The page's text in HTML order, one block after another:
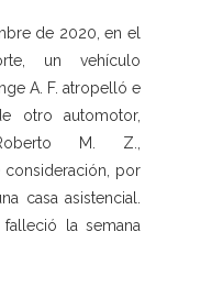
de 2020, en el
un vehículo
A. F. atropelló e
otro automotor,
M. Z.,
consideración, por
casa asistencial.
la semana